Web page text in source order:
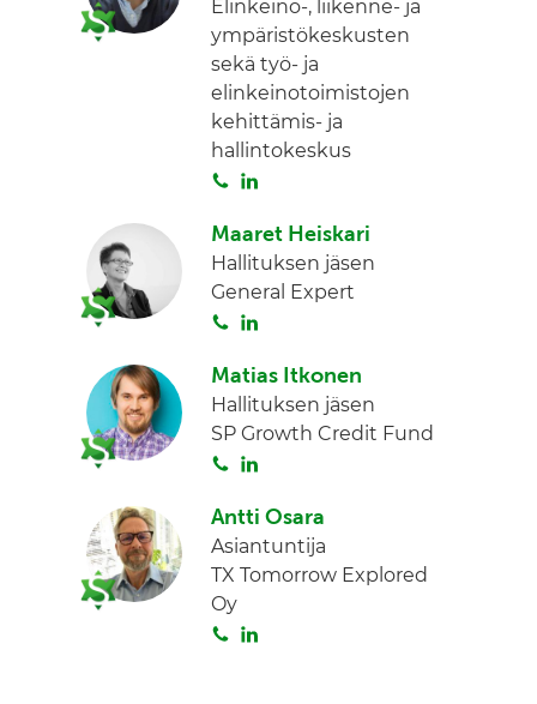
a e
d
I
n
Elinkeino-, liikenne- ja
ympäristökeskusten
sekä työ- ja
elinkeinotoimistojen
kehittämis- ja
hallintokeskus
S
i
t
a
n
k
e
n
Maaret Heiskari
Hallituksen jäsen
General Expert
S
i
t
a
n
k
e
n
Matias Itkonen
Hallituksen jäsen
SP Growth Credit Fund
S
i
t
n
k
e
Antti Osara
Asiantuntija
TX Tomorrow Explored
Oy
S